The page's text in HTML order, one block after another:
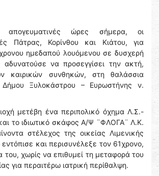
απογευματινές ώρες σήμερα, οι
Πάτρας, Κορίνθου και Κιάτου, για
ημεδαπού λουόμενου σε δυσχερή
να προσεγγίσει την ακτή,
καιρικών συνθηκών, στη θαλάσσια
Δήμου Ξυλοκάστρου – Ευρωστήνης ν.
μετέβη ένα περιπολικό όχημα Λ.Σ.-
το ιδιωτικό σκάφος Α/Ψ ¨ΦΛΟΓΑ¨ Λ.Κ.
στέλεχος της οικείας Λιμενικής
και περισυνέλεξε τον 61χρονο,
του, χωρίς να επιθυμεί τη μεταφορά του
για περαιτέρω ιατρική περίθαλψη.